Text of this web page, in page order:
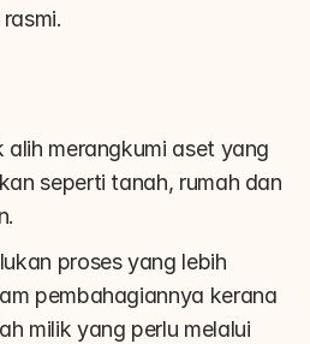
merangkumi aset yang
seperti tanah, rumah dan
proses yang lebih
pembahagiannya kerana
milik yang perlu melalui